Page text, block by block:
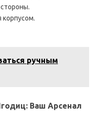
ручным
Ваш Арсенал